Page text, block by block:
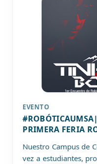
EVENTO
PRIMERA FERIA
Nuestro Campus de
vez a estudiantes,